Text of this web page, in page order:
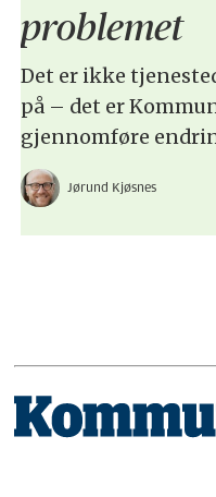
problemet
Det er ikke
på – det er
gjennomføre
Jørund Kjøsnes